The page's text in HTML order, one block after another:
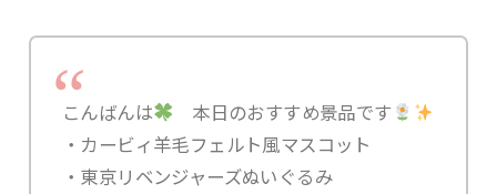
こんばんは
本日のおすすめ景品です
・カービィ羊毛フェルト風マスコット
・東京リベンジャーズぬいぐるみ